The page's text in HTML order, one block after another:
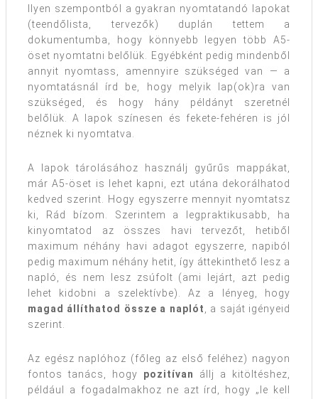
Ilyen szempontból a gyakran nyomtatandó lapokat
(teendőlista, tervezők) duplán tettem a
dokumentumba, hogy könnyebb legyen több A5-
öset nyomtatni belőlük. Egyébként pedig mindenből
annyit nyomtass, amennyire szükséged van — a
nyomtatásnál írd be, hogy melyik lap(ok)ra van
szükséged, és hogy hány példányt szeretnél
belőlük. A lapok színesen és fekete-fehéren is jól
néznek ki nyomtatva.
A lapok tárolásához használj gyűrűs mappákat,
már A5-öset is lehet kapni, ezt utána dekorálhatod
kedved szerint. Hogy egyszerre mennyit nyomtatsz
ki, Rád bízom. Szerintem a legpraktikusabb, ha
kinyomtatod az összes havi tervezőt, hetiből
maximum néhány havi adagot egyszerre, napiból
pedig maximum néhány hetit, így áttekinthető lesz a
napló, és nem lesz zsúfolt (ami lejárt, azt pedig
lehet kidobni a szelektívbe). Az a lényeg, hogy
magad állíthatod össze a naplót, a saját igényeid
szerint.
Az egész naplóhoz (főleg az első feléhez) nagyon
fontos tanács, hogy pozitívan
állj a kitöltéshez,
például a fogadalmakhoz ne azt írd, hogy „le kell